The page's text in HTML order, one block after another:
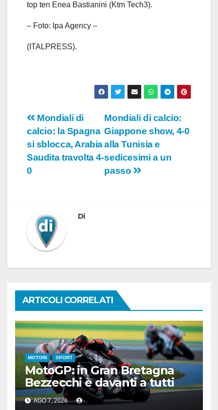
top ten Enea Bastianini (Ktm Tech3).
– Foto: Ipa Agency –
(ITALPRESS).
Navigazione
articoli
Mondiali di calcio:
Giappone show, 4-0
alla Tunisia e
sedicesimi a un
passo
Mondiali di
calcio: la Spagna
si sblocca, Arabia
Saudita travolta 4-
0
Di
ARTICOLI CORRELATI
MOTORI SPORT
MotoGP: in Gran Bretagna
Bezzecchi è davanti a tutti
nelle Practice
AGO 7, 2026